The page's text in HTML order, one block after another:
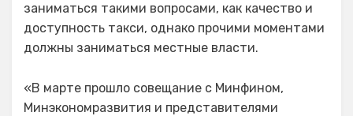
заниматься такими вопросами, как качество и
доступность такси, однако прочими моментами
должны заниматься местные власти.
«В марте прошло совещание с Минфином,
Минэкономразвития и представителями